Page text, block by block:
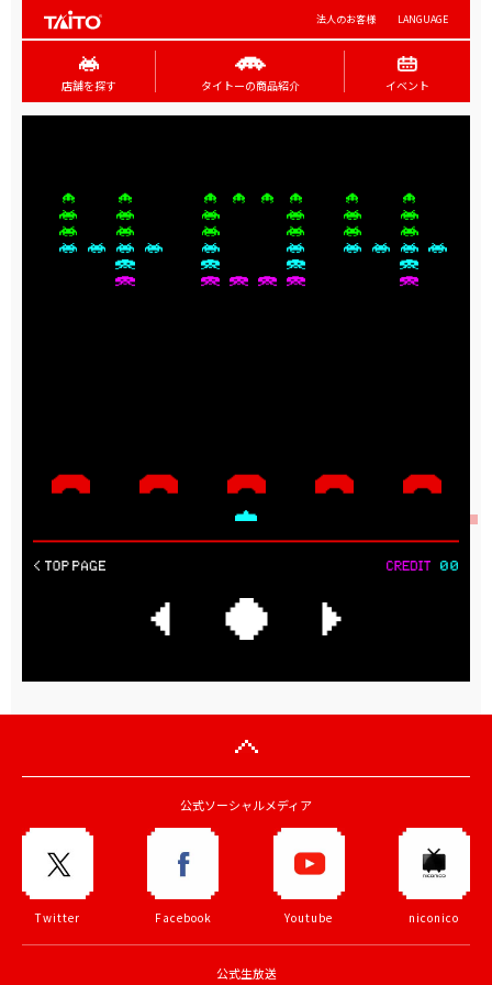
法人のお客様 LANGUAGE
店舗を探す タイトーの商品紹介 イベント
公式ソーシャルメディア
Twitter Facebook Youtube niconico
公式生放送